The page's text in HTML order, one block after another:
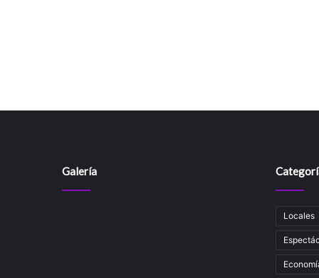
Galería
Locales